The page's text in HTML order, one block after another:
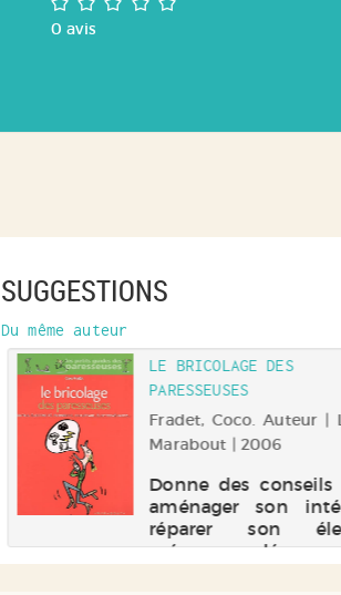
0avis
SUGGESTIONS
Du même auteur
LE BRICOLAGE DES
PARESSEUSES
Fradet, Coco. Auteur |
Marabout | 2006
Donne des conseils
aménager son
réparer son
ménager,